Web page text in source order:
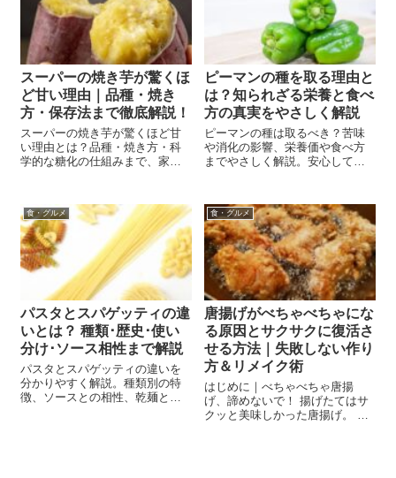
スーパーの焼き芋が驚くほ
ど甘い理由｜品種・焼き
方・保存法まで徹底解説！
スーパーの焼き芋が驚くほど甘
い理由とは？品種・焼き方・科
学的な糖化の仕組みまで、家庭
ピーマンの種を取る理由と
は？知られざる栄養と食べ
方の真実をやさしく解説
ピーマンの種は取るべき？苦味
や消化の影響、栄養価や食べ方
までやさしく解説。安心して食
食・グルメ
パスタとスパゲッティの違
いとは？ 種類･歴史･使い
分け･ソース相性まで解説
パスタとスパゲッティの違いを
分かりやすく解説。種類別の特
徴、ソースとの相性、乾麺と生
食・グルメ
唐揚げがべちゃべちゃにな
る原因とサクサクに復活さ
せる方法｜失敗しない作り
方＆リメイク術
はじめに｜べちゃべちゃ唐揚
げ、諦めないで！ 揚げたてはサ
クッと美味しかった唐揚げ。 で